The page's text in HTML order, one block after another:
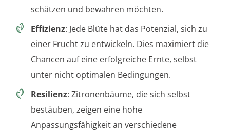
schätzen und bewahren möchten.
Effizienz: Jede Blüte hat das Potenzial, sich zu
einer Frucht zu entwickeln. Dies maximiert die
Chancen auf eine erfolgreiche Ernte, selbst
unter nicht optimalen Bedingungen.
Resilienz: Zitronenbäume, die sich selbst
bestäuben, zeigen eine hohe
Anpassungsfähigkeit an verschiedene